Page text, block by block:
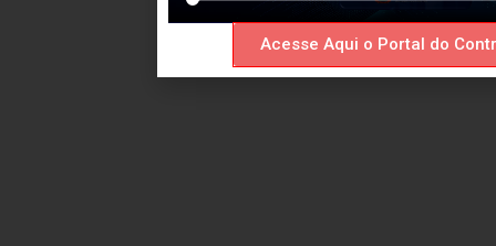
Acesse Aqui o Portal do